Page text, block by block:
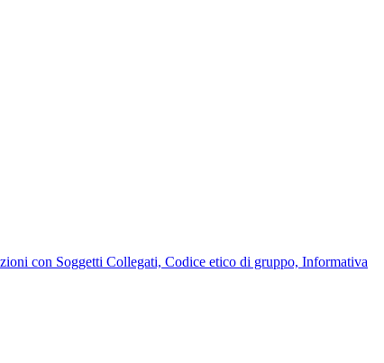
con Soggetti Collegati, Codice etico di gruppo, Informativa